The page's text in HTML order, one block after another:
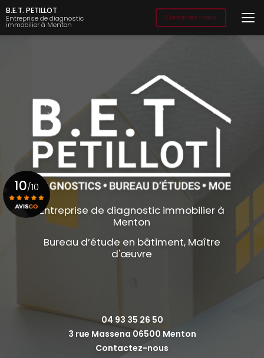
Aller
au
contenu
principal
B.E.T. PETILLOT
Entreprise de diagnostic
immobilier à Menton
Contactez-nous
Entreprise de diagnostic immobilier à
Menton
Bureau d’étude en bâtiment, Maître
d'œuvre
04 93 35 26 50
3 rue Massena 06500 Menton
Contactez-nous
10/10
Voir le certificat